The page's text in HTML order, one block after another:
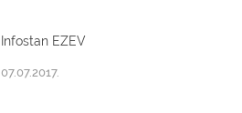
Infostan EZEV
07.07.2017.